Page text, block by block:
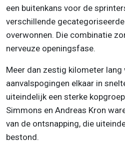
een buitenkans voor de
verschillende
overwonnen. Die combinatie
nerveuze openingsfase.
Meer dan zestig kilometer lang
aanvalspogingen elkaar in
uiteindelijk een sterke
Simmons en Andreas Kron
van de ontsnapping, die
bestond.